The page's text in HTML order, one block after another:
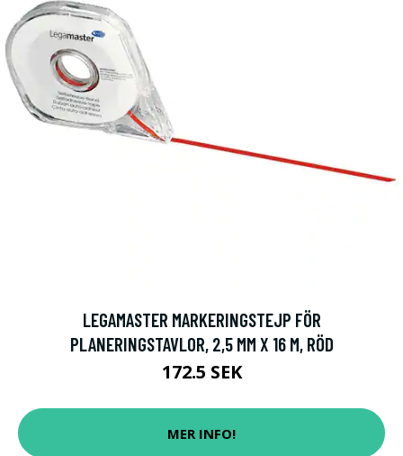
LEGAMASTER MARKERINGSTEJP FÖR
PLANERINGSTAVLOR, 2,5 MM X 16 M, RÖD
172.5 SEK
MER INFO!